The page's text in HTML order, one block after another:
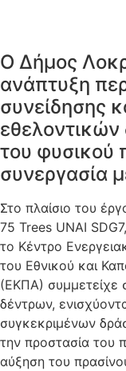
Ο Δήμος
ανάπτυξη
συνείδησης
του φυσικού
συνεργασία
Στο πλαίσιο του
75 Trees UNAI
το Κέντρο
του Εθνικού και
(ΕΚΠΑ) συμμετείχε
δέντρων,
συγκεκριμένων
την προστασία του
αύξηση του